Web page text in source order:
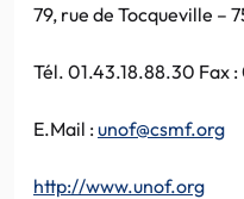
79, rue de Tocqueville –
Tél. 01.43.18.88.30 Fax :
E.Mail :unof@csmf.org
http://www.unof.org